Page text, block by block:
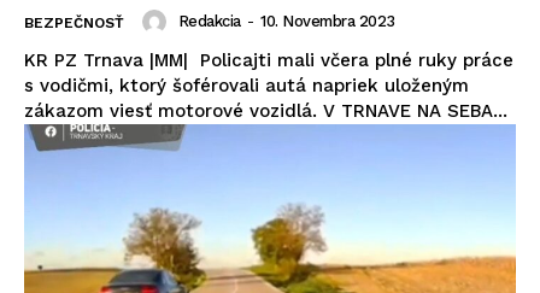
BEZPEČNOSŤ Redakcia - 10. Novembra 2023
KR PZ Trnava |MM| Policajti mali včera plné ruky práce
s vodičmi, ktorý šoférovali autá napriek uloženým
zákazom viesť motorové vozidlá. V TRNAVE NA SEBA...